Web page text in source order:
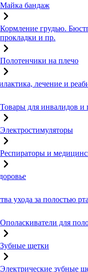
Майка бандаж
Кормление грудью.
прокладки и пр.
Полотенчики на плечо
лечение и
Товары для инвалидов
Электростимуляторы
Респираторы и
ухода за полостью рта
Ополаскиватели для
Зубные щетки
Электрические зубные